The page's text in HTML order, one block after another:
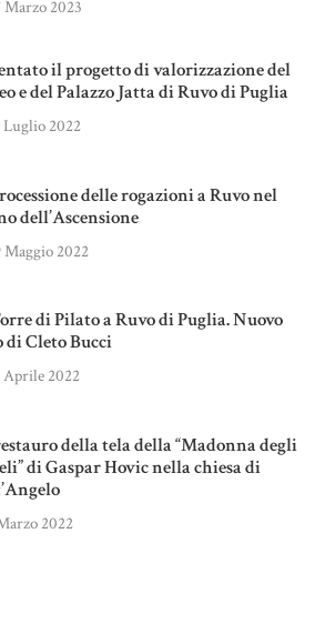
Marzo 2023
il progetto di valorizzazione del
e del Palazzo Jatta di Ruvo di Puglia
Luglio 2022
delle rogazioni a Ruvo nel
dell’Ascensione
Maggio 2022
di Pilato a Ruvo di Puglia. Nuovo
Cleto Bucci
Aprile 2022
della tela della “Madonna degli
di Gaspar Hovic nella chiesa di
2022